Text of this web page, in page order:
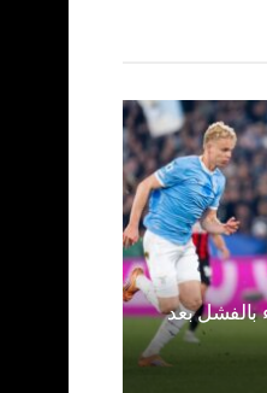
بالفشل بعد